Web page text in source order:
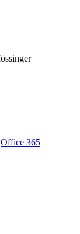
Office 365